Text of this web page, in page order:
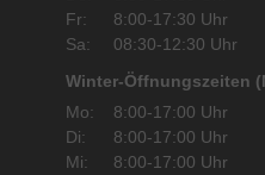
Fr:
8:00-17:30 Uhr
Sa:
08:30-12:30 Uhr
Winter-Öffnungszeiten
Mo:
8:00-17:00 Uhr
Di:
8:00-17:00 Uhr
Mi:
8:00-17:00 Uhr